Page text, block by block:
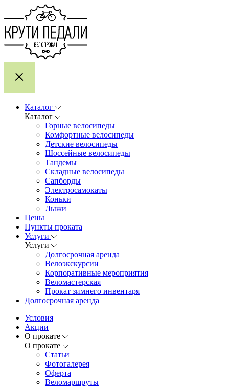
Каталог
Каталог
Горные велосипеды
Комфортные велосипеды
Детские велосипеды
Шоссейные велосипеды
Тандемы
Складные велосипеды
Сапборды
Электросамокаты
Коньки
Лыжи
Цены
Пункты проката
Услуги
Услуги
Долгосрочная аренда
Велоэкскурсии
Корпоративные мероприятия
Веломастерская
Прокат зимнего инвентаря
Долгосрочная аренда
Условия
Акции
О прокате
О прокате
Статьи
Фотогалерея
Оферта
Веломаршруты